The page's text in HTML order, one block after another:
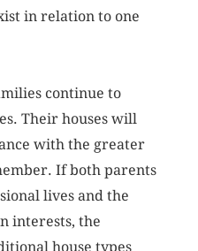
in relation to one
continue to
Their houses will
with the greater
If both parents
lives and the
interests, the
house types